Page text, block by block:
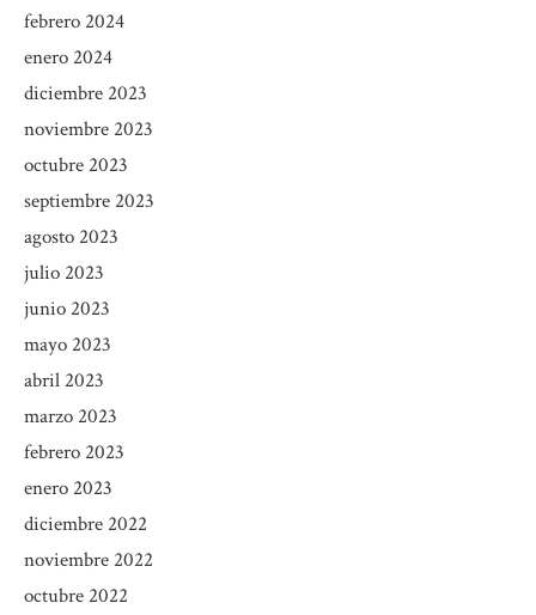
febrero 2024
enero 2024
diciembre 2023
noviembre 2023
octubre 2023
septiembre 2023
agosto 2023
julio 2023
junio 2023
mayo 2023
abril 2023
marzo 2023
febrero 2023
enero 2023
diciembre 2022
noviembre 2022
octubre 2022